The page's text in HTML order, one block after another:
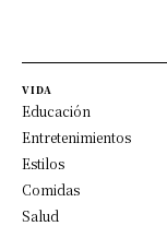
VIDA
Educación
Entretenimientos
Estilos
Comidas
Salud